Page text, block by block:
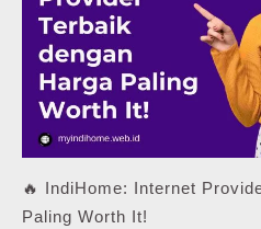
🔥 IndiHome: Internet
Paling Worth It!